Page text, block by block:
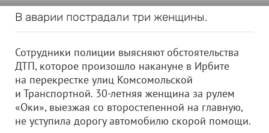
В аварии пострадали три женщины.
Сотрудники полиции выясняют обстоятельства
ДТП, которое произошло накануне в Ирбите
на перекрестке улиц Комсомольской
и Транспортной. 30-летняя женщина за рулем
«Оки», выезжая со второстепенной на главную,
не уступила дорогу автомобилю скорой помощи.